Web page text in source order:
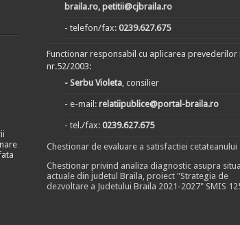
braila.ro, petitii@cjbraila.ro
- telefon/fax: 0239.627.675
Functionar responsabil cu aplicarea prevederilor
nr.52/2003:
- Serbu Violeta, consilier
- e-mail: relatiipublice@portal-braila.ro
- tel./fax: 0239.627.675
Chestionar de evaluare a satisfactiei cetateanului
Chestionar privind analiza diagnostic asupra
actuale din judetul Braila, proiect "Strategia de
dezvoltare a Judetului Braila 2021-2027" SMIS